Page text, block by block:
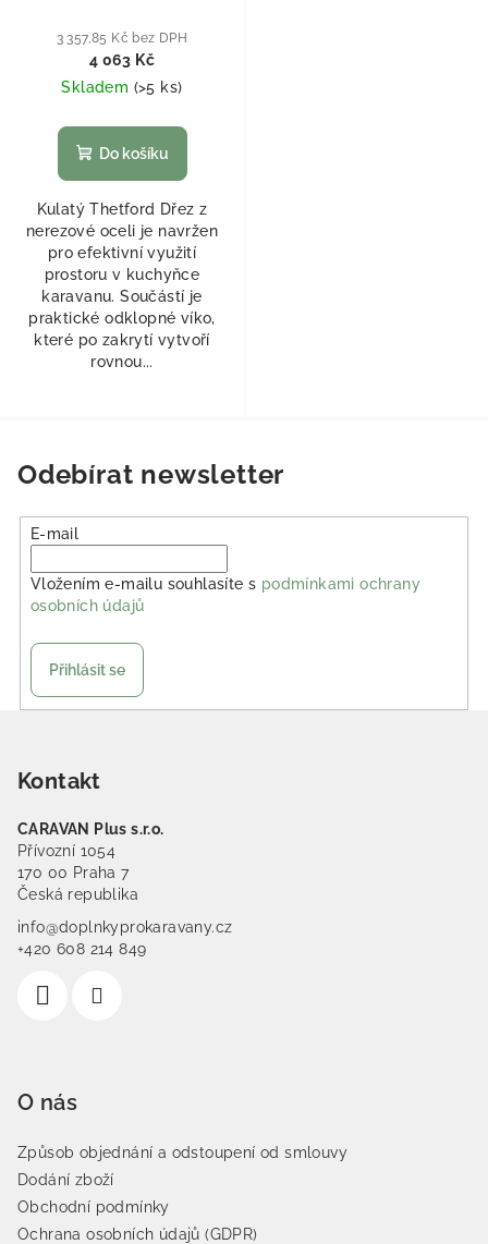
3 357,85 Kč bez DPH
4 063 Kč
Skladem (>5 ks)
Do košíku
Kulatý Thetford Dřez z
nerezové oceli je navržen
pro efektivní využití
prostoru v kuchyňce
karavanu. Součástí je
praktické odklopné víko,
které po zakrytí vytvoří
rovnou...
Odebírat newsletter
E-mail
Vložením e-mailu souhlasíte s podmínkami ochrany
osobních údajů
Přihlásit se
Kontakt
CARAVAN Plus s.r.o.
Přívozní 1054
170 00 Praha 7
Česká republika
info@doplnkyprokaravany.cz
+420 608 214 849
O nás
Způsob objednání a odstoupení od smlouvy
Dodání zboží
Obchodní podmínky
Ochrana osobních údajů (GDPR)